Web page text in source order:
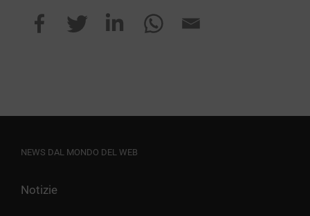
NEWS DAL MONDO DEL WEB
Notizie